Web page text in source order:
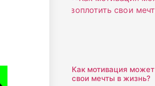
Как мотивация
свои мечты в жизнь?